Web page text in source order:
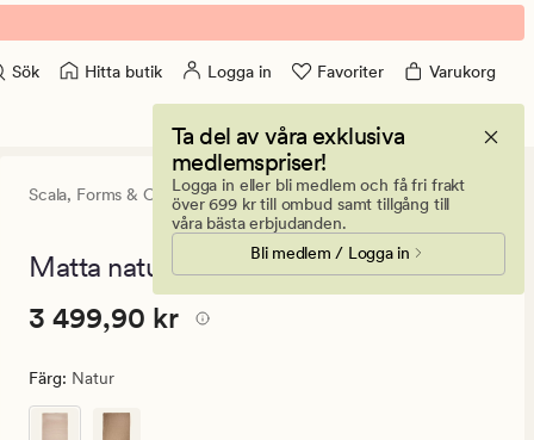
Sök Hitta butik Logga in Favoriter Varukorg
Ta del av våra exklusiva
medlemspriser!
Logga in eller bli medlem och få fri frakt
över 699 kr till ombud samt tillgång till
våra bästa erbjudanden.
Bli medlem / Logga in
Scala, Forms & Objects
0
med
betyg
0
Matta natur - 240x300 cm
Pris
499,90
Ordinarie
Pris 3 499,90 kr
3 499,90 kr
Färg: Natur